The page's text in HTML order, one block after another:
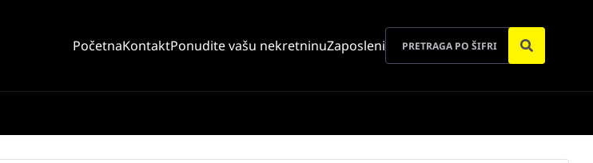
PočetnaKontaktPonudite vašu nekretninuZaposleni